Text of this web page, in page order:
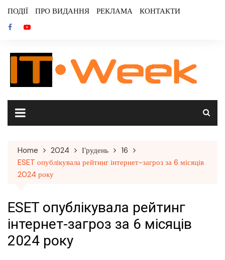
content
ПОДІЇ ПРО ВИДАННЯ РЕКЛАМА КОНТАКТИ
Home 2024 Грудень
16
ESET опублікувала рейтинг інтернет-загроз за 6 місяців
2024 року
ESET опублікувала рейтинг
інтернет-загроз за 6 місяців
2024 року